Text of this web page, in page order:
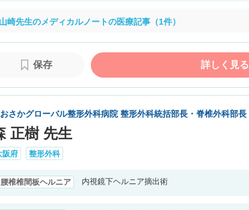
山崎先生のメディカルノートの医療記事（1件）
保存 詳しく見る
さかグローバル整形外科病院 整形外科統括部長・脊椎外科部長
正樹 先生
阪府 整形外科
腰椎椎間板ヘルニア 内視鏡下ヘルニア摘出術